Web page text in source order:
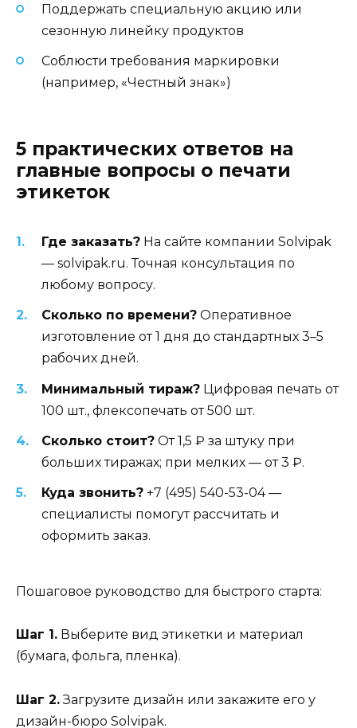
Поддержать специальную акцию или
сезонную линейку продуктов
Соблюсти требования маркировки
(например, «Честный знак»)
5 практических ответов на
главные вопросы о печати
этикеток
Где заказать? На сайте компании Solvipak
— solvipak.ru. Точная консультация по
любому вопросу.
Сколько по времени? Оперативное
изготовление от 1 дня до стандартных 3–5
рабочих дней.
Минимальный тираж? Цифровая печать от
100 шт., флексопечать от 500 шт.
Сколько стоит? От 1,5 ₽ за штуку при
больших тиражах; при мелких — от 3 ₽.
Куда звонить? +7 (495) 540-53-04 —
специалисты помогут рассчитать и
оформить заказ.
Пошаговое руководство для быстрого старта:
Шаг 1. Выберите вид этикетки и материал
(бумага, фольга, пленка).
Шаг 2.Загрузите дизайн или закажите его у
дизайн-бюро Solvipak.